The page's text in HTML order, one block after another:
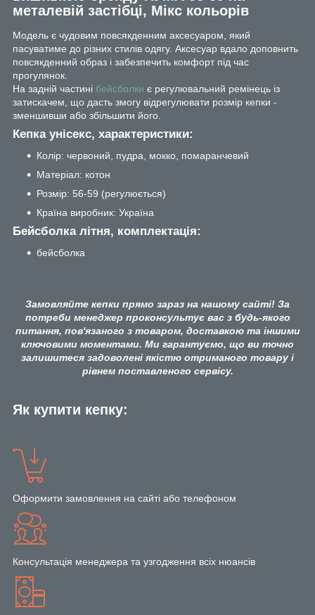
металевій застібці, Мікс кольорів
Модель є чудовим повсякденним аксесуаром, який
пасуватиме до різних стилів одягу. Аксесуар вдало доповнить
повсякденний образ і забезпечить комфорт під час
прогулянок.
На задній частині бейсболки є регулювальний ремінець із
затискачем, що дасть змогу відрегулювати розмір кепки -
зменшивши або збільшити його.
Кепка унісекс, характеристики:
Колір: червоний, пудра, мокко, помаранчевий
Матеріал: котон
Розмір: 56-59 (регулюється)
Країна виробник: Україна
Бейсболка літня, комплектація:
бейсболка
Замовляйте кепки прямо зараз на нашому сайті! За
потреби менеджер проконсультує вас з будь-якого
питання, пов'язаного з товаром, доставкою та іншими
ключовими моментами. Ми гарантуємо, що ви точно
залишитеся задоволені якістю отриманого товару і
рівнем поставленого сервісу.
Як купити кепку:
Оформити замовлення на сайті або телефоном
Консультація менеджера та узгодження всіх нюансів